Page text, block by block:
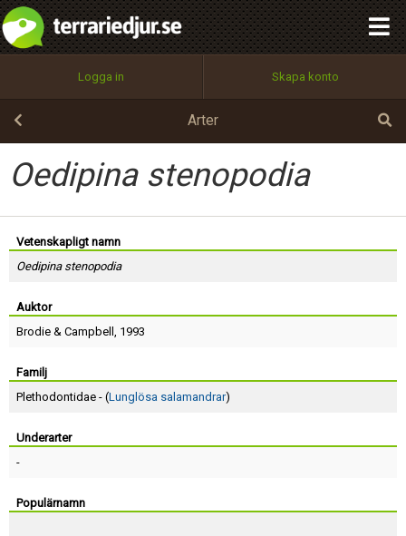
Logga in Skapa konto
Arter
Oedipina stenopodia
Vetenskapligt namn
Oedipina stenopodia
Auktor
Brodie & Campbell , 1993
Familj
Plethodontidae - (Lunglösa salamandrar)
Underarter
-
Populärnamn
Utför
100%
OK
integritetspolicy
Namn:
Epost:
Användarnamn:
Lösenord:
Terms of Service
Skapa konto
Begär nytt lösenord
Tillbaka till förstasidan